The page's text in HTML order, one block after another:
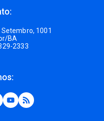
1001
BA
2333